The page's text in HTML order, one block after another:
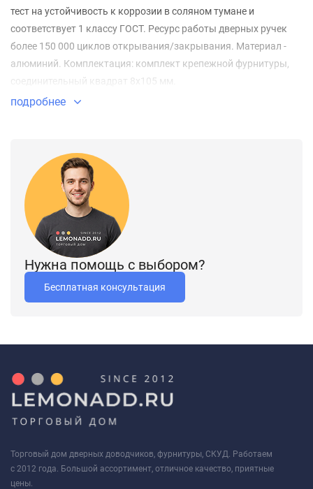
тест на устойчивость к коррозии в соляном тумане и
соответствует 1 классу ГОСТ. Ресурс работы дверных ручек
более 150 000 циклов открывания/закрывания. Материал -
алюминий. Комплектация: комплект крепежной фурнитуры,
соединительный квадрат 8x105 мм.
подробнее
Нужна помощь с выбором?
Бесплатная консультация
Торговый дом дверных доводчиков, фурнитуры, СКУД. Работаем
с 2012 года. Большой ассортимент, отличное качество, приятные
цены.